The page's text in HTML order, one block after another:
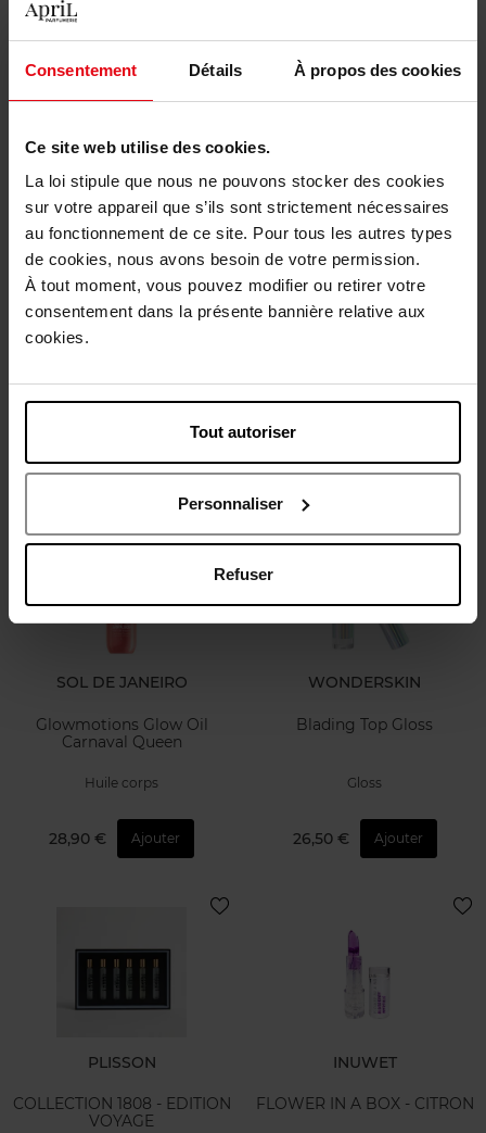
Consentement Détails À propos des cookies
Ce site web utilise des cookies.
La loi stipule que nous ne pouvons stocker des cookies
sur votre appareil que s’ils sont strictement nécessaires
au fonctionnement de ce site. Pour tous les autres types
de cookies, nous avons besoin de votre permission.
À tout moment, vous pouvez modifier ou retirer votre
consentement dans la présente bannière relative aux
cookies.
Tout autoriser
Personnaliser
Refuser
15,50 € Ajouter 31,90 € Ajouter
SOL DE JANEIRO
Body Badalada™ Moisture
Lotion Corps
13,90 € Ajouter
SOL DE JANEIRO
Après-shampooing
13,90 € Ajouter
SOL DE JANEIRO
Glowmotions Glow Oil
Carnaval Queen
Huile corps
28,90 € Ajouter
WONDERSKIN
Blading Top Gloss
Gloss
26,50 € Ajouter
PLISSON
COLLECTION 1808 - EDITION
VOYAGE
INUWET
FLOWER IN A BOX - CITRON